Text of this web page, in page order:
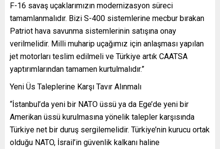
F-16 savaş uçaklarımızın modernizasyon süreci
tamamlanmalıdır. Bizi S-400 sistemlerine mecbur bırakan
Patriot hava savunma sistemlerinin satışına onay
verilmelidir. Milli muharip uçağımız için anlaşması yapılan
jet motorları teslim edilmeli ve Türkiye artık CAATSA
yaptırımlarından tamamen kurtulmalıdır.”
Yeni Üs Taleplerine Karşı Tavır Alınmalı
“İstanbul’da yeni bir NATO üssü ya da Ege’de yeni bir
Amerikan üssü kurulmasına yönelik talepler karşısında
Türkiye net bir duruş sergilemelidir. Türkiye’nin kurucu ortak
olduğu NATO, İsrail’in güvenlik kalkanı haline